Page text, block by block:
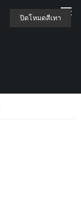
ปิดโหมดสีเทา